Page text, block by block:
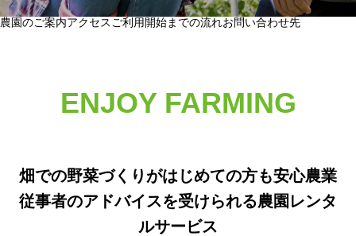
農園のご案内アクセス ご利用開始までの流れお問い合わせ先
ENJOY FARMING
畑での野菜づくりがはじめての方も安心農業
従事者のアドバイスを受けられる農園レンタ
ルサービス